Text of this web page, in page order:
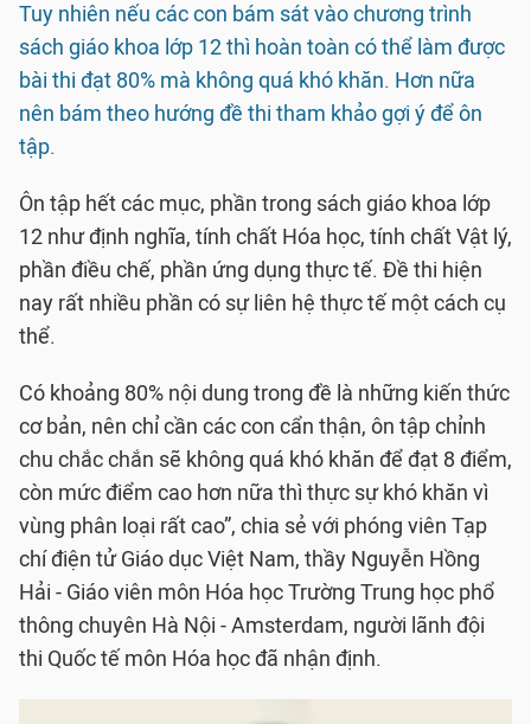
Tuy nhiên nếu các con bám sát vào chương trình
sách giáo khoa lớp 12 thì hoàn toàn có thể làm được
bài thi đạt 80% mà không quá khó khăn. Hơn nữa
nên bám theo hướng đề thi tham khảo gợi ý để ôn
tập.
Ôn tập hết các mục, phần trong sách giáo khoa lớp
12 như định nghĩa, tính chất Hóa học, tính chất Vật lý,
phần điều chế, phần ứng dụng thực tế. Đề thi hiện
nay rất nhiều phần có sự liên hệ thực tế một cách cụ
thể.
Có khoảng 80% nội dung trong đề là những kiến thức
cơ bản, nên chỉ cần các con cẩn thận, ôn tập chỉnh
chu chắc chắn sẽ không quá khó khăn để đạt 8 điểm,
còn mức điểm cao hơn nữa thì thực sự khó khăn vì
vùng phân loại rất cao”, chia sẻ với phóng viên Tạp
chí điện tử Giáo dục Việt Nam, thầy Nguyễn Hồng
Hải - Giáo viên môn Hóa học Trường Trung học phổ
thông chuyên Hà Nội - Amsterdam, người lãnh đội
thi Quốc tế môn Hóa học đã nhận định.